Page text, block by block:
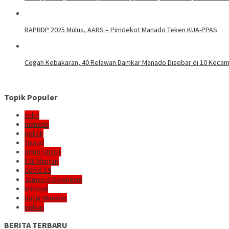
RAPBDP 2025 Mulus, AARS – Pimdekot Manado Teken KUA-PPAS
Cegah Kebakaran, 40 Relawan Damkar Manado Disebar di 10
Topik Populer
sulut
manado
politik
Talaud
DPRD SULUT
E2L-Mantap
Covid-19
James A Kojongian
kriminal
Banjir Manado
golkar
BERITA TERBARU